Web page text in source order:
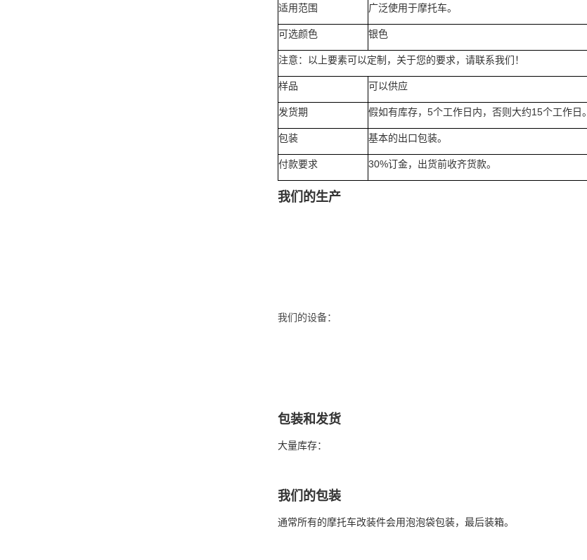
适用范围 广泛使用于摩托车。
可选颜色 银色
注意：以上要素可以定制，关于您的要求，请联系我们！
样品 可以供应
发货期 假如有库存，5个工作日内，否则大约15个工作日。
包装 基本的出口包装。
付款要求 30%订金，出货前收齐货款。
我们的生产
我们的设备：
包装和发货
大量库存：
我们的包装
通常所有的摩托车改装件会用泡泡袋包装，最后装箱。